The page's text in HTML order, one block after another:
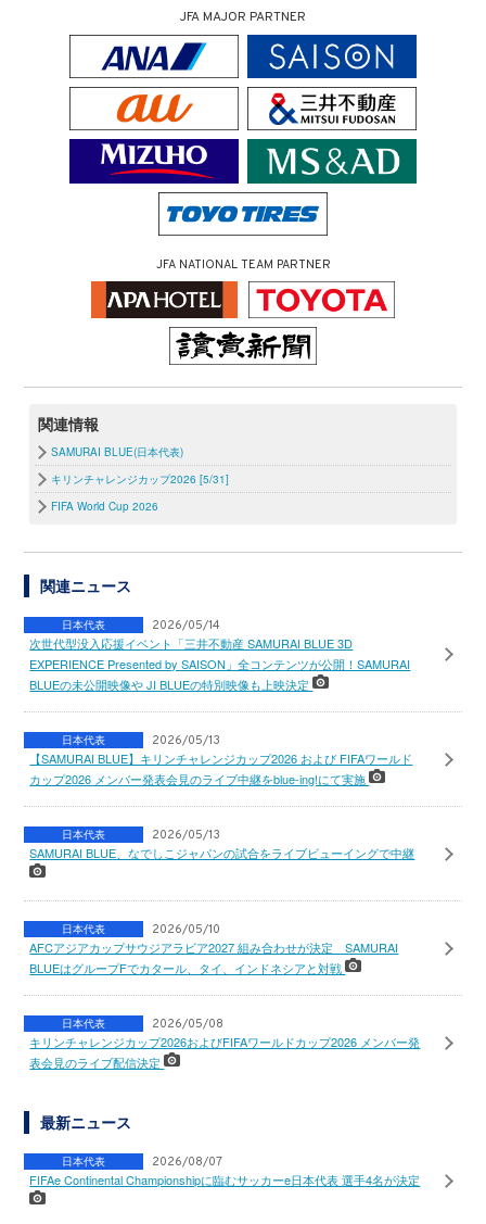
JFA MAJOR PARTNER
JFA NATIONAL TEAM PARTNER
関連情報
SAMURAI BLUE(日本代表)
キリンチャレンジカップ2026 [5/31]
FIFA World Cup 2026
関連ニュース
日本代表 2026/05/14
次世代型没入応援イベント「三井不動産 SAMURAI BLUE 3D
EXPERIENCE Presented by SAISON」全コンテンツが公開！SAMURAI
BLUEの未公開映像や JI BLUEの特別映像も上映決定
日本代表 2026/05/13
【SAMURAI BLUE】キリンチャレンジカップ2026 および FIFAワールド
カップ2026 メンバー発表会見のライブ中継をblue-ing!にて実施
日本代表 2026/05/13
SAMURAI BLUE、なでしこジャパンの試合をライブビューイングで中継
日本代表 2026/05/10
AFCアジアカップサウジアラビア2027 組み合わせが決定 SAMURAI
BLUEはグループFでカタール、タイ、インドネシアと対戦
日本代表 2026/05/08
キリンチャレンジカップ2026およびFIFAワールドカップ2026 メンバー発
表会見のライブ配信決定
最新ニュース
日本代表 2026/08/07
FIFAe Continental Championshipに臨むサッカーe日本代表 選手4名が決定